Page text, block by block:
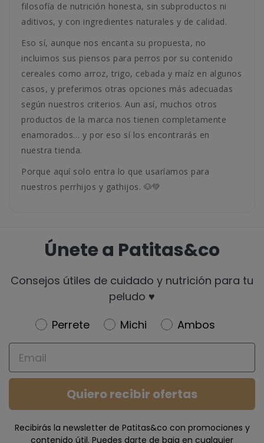
filosofía de nutrición honesta, sin subproductos ni
aditivos, y con ingredientes naturales y de calidad.
Eso sí, aunque nos encanta su propuesta, no
incluimos sus piensos para perros por su contenido
cereales como arroz, trigo, cebada y maíz en algunos
casos, y preferimos otras opciones más adecuadas
según nuestros criterios. Aun así, muchos otros
productos de la marca nos tienen completamente
enamorados… y por eso sí los encontrarás en
nuestra tienda.
Porque aquí solo entra lo que usaríamos para
nuestros perrhijos y gathijos. 🐶💚
Únete a Patitas&co
Consejos útiles de cuidado y nutrición para tu
peludo ♥️
Newsletter
Perrete Michi
Ambos
Email
Quiero recibir ofertas
Recibirás la newsletter de Patitas&co con promociones y
contenido útil. Puedes darte de baja en cualquier